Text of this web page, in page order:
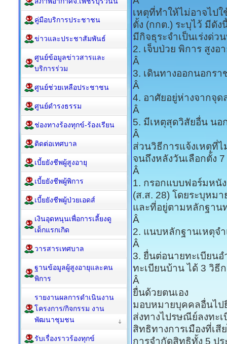
เหตุที่ทำให้ไม่อาจไป
ตั้ง (กกต.) ระบุไว้ มีดัง
มีกิจธุระจำเป็นเร่งด่ว
2. เจ็บป่วย พิการ สูง
Â
3. เดินทางออกนอกร
Â
4. อาศัยอยู่ห่างจากจุด
Â
5. มีเหตุสุดวิสัยอื่น น
Â
ส่วนวิธีการแจ้งเหตุที่ไ
จนถึงหลังวันเลือกตั้ง
Â
1. กรอกแบบฟอร์มหนั
(ส.ส. 28) โดยระบุหม
และที่อยู่ตามหลักฐาน
Â
2. แนบหลักฐานเหตุจ
Â
3. ยื่นต่อนายทะเบียน
ทะเบียนบ้าน ได้ 3 วิธี
Â
ยื่นด้วยตนเอง
มอบหมายบุคคลอื่นไ
ส่งทางไปรษณีย์ลงทะเ
สิทธิทางการเมืองที่เสี
การจำกัดสิทธิทั้ง 5 ป
คู่มือบริการประชาชน
ข่าวและประชาสัมพันธ์
ศูนย์ข้อมูลข่าวสารและ
บริการร่วม
ศูนย์ช่วยเหลือประชาชน
ศูนย์ดำรงธรรม
ช่องทางร้องทุกข์-ร้องเรียน
ติดต่อเทศบาล
เบี้ยยังชีพผู้สูงอายุ
เบี้ยยังชีพผู้พิการ
เบี้ยยังชีพผู้ป่วยเอดส์
เงินอุดหนุนเพื่อการเลี้ยงดู
เด็กแรกเกิด
วารสารเทศบาล
ฐานข้อมูลผู้สูงอายุและคน
พิการ
รายงานผลการดำเนินงาน
โครงการ/กิจกรรม งาน
พัฒนาชุมชน
รับเรื่องราวร้องทุกข์